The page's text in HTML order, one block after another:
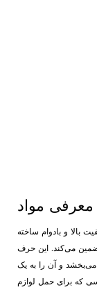
معرفی مواد
بالا و بادوام ساخته
می‌کند. این حرف
و آن را به یک
که برای حمل لوازم